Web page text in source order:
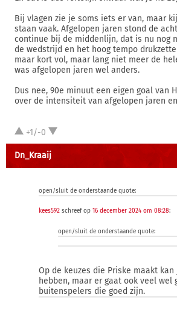
Bij vlagen zie je soms iets er van, maar
staan vaak. Afgelopen jaren stond de
continue bij de middenlijn, dat is nu nog
de wedstrijd en het hoog tempo
maar kort vol, maar lang niet meer de
was afgelopen jaren wel anders.
Dus nee, 90e minuut een eigen goal van
over de intensiteit van afgelopen jaren
+1/-0
Dn_Kraaij
open/sluit de onderstaande quote:
kees592 schreef op 16 december 2024 om 08:28:
open/sluit de onderstaande quote:
Op de keuzes die Priske maakt
hebben, maar er gaat ook veel wel
buitenspelers die goed zijn.